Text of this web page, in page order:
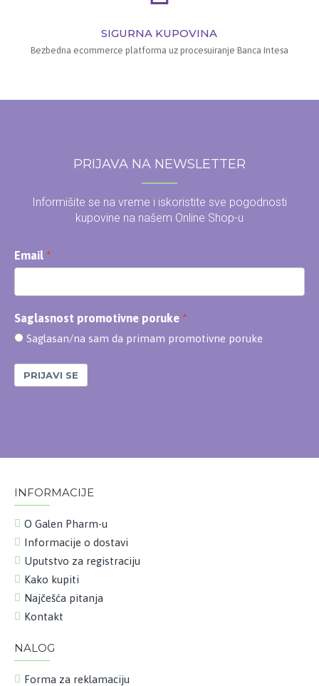
SIGURNA KUPOVINA
Bezbedna ecommerce platforma uz procesuiranje Banca Intesa
PRIJAVA NA NEWSLETTER
Informišite se na vreme i iskoristite sve pogodnosti
kupovine na našem Online Shop-u
Email
Saglasnost promotivne poruke
Saglasan/na sam da primam promotivne poruke
PRIJAVI SE
INFORMACIJE
O Galen Pharm-u
Informacije o dostavi
Uputstvo za registraciju
Kako kupiti
Najčešća pitanja
Kontakt
NALOG
Forma za reklamaciju